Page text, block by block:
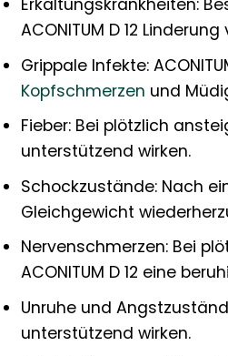
Erkältungskrankheiten:
ACONITUM D 12
Grippale Infekte:
Kopfschmerzen und
Fieber: Bei plötzlich
unterstützend wirken.
Schockzustände: Nach
Gleichgewicht
Nervenschmerzen: Bei
ACONITUM D 12 eine
Unruhe und
unterstützend wirken.